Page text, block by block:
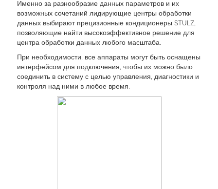
Именно за разнообразие данных параметров и их
возможных сочетаний лидирующие центры обработки
данных выбирают прецизионные кондиционеры STULZ,
позволяющие найти высокоэффективное решение для
центра обработки данных любого масштаба.
При необходимости, все аппараты могут быть оснащены
интерфейсом для подключения, чтобы их можно было
соединить в систему с целью управления, диагностики и
контроля над ними в любое время.